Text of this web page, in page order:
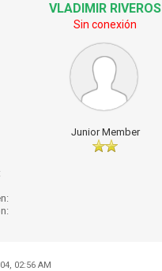
VLADIMIR RIVEROS
Sin conexión
Junior Member
02:56 AM